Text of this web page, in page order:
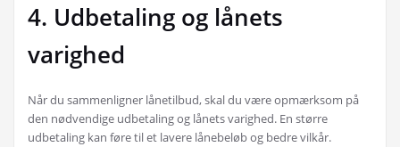
4. Udbetaling og lånets
varighed
Når du sammenligner lånetilbud, skal du være opmærksom på
den nødvendige udbetaling og lånets varighed. En større
udbetaling kan føre til et lavere lånebeløb og bedre vilkår.